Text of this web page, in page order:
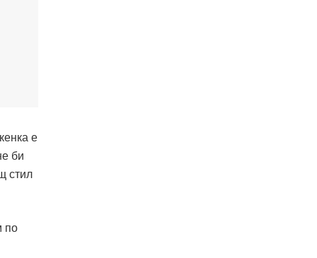
е
би
стил
по